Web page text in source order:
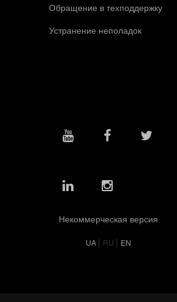
Обращение в техподдержку
Устранение неполадок
Некоммерческая версия
UA | RU | EN